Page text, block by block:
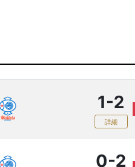
1-2
詳細
0-2